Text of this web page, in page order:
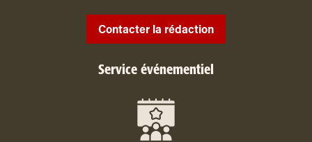
Contacter la rédaction
Service événementiel